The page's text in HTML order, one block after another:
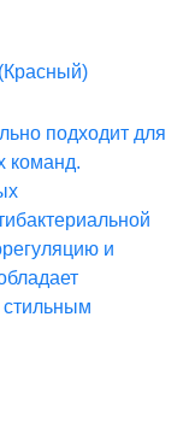
подходит для
команд.
и
стильным